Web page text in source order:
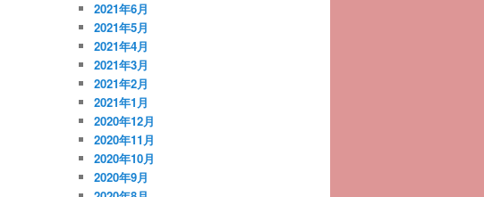
2021年6月
2021年5月
2021年4月
2021年3月
2021年2月
2021年1月
2020年12月
2020年11月
2020年10月
2020年9月